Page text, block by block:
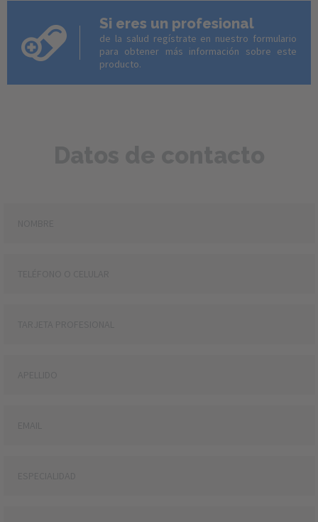
Si eres un profesional
de la salud regístrate en nuestro formulario
para obtener más información sobre este
producto.